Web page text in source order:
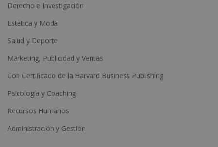
Derecho e Investigación
Estética y Moda
Salud y Deporte
Marketing, Publicidad y Ventas
Con Certificado de la Harvard Business Publishing
Psicología y Coaching
Recursos Humanos
Administración y Gestión